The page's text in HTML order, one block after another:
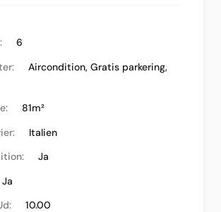
6
Aircondition, Gratis parkering,
81m²
Italien
Ja
Ja
10.00